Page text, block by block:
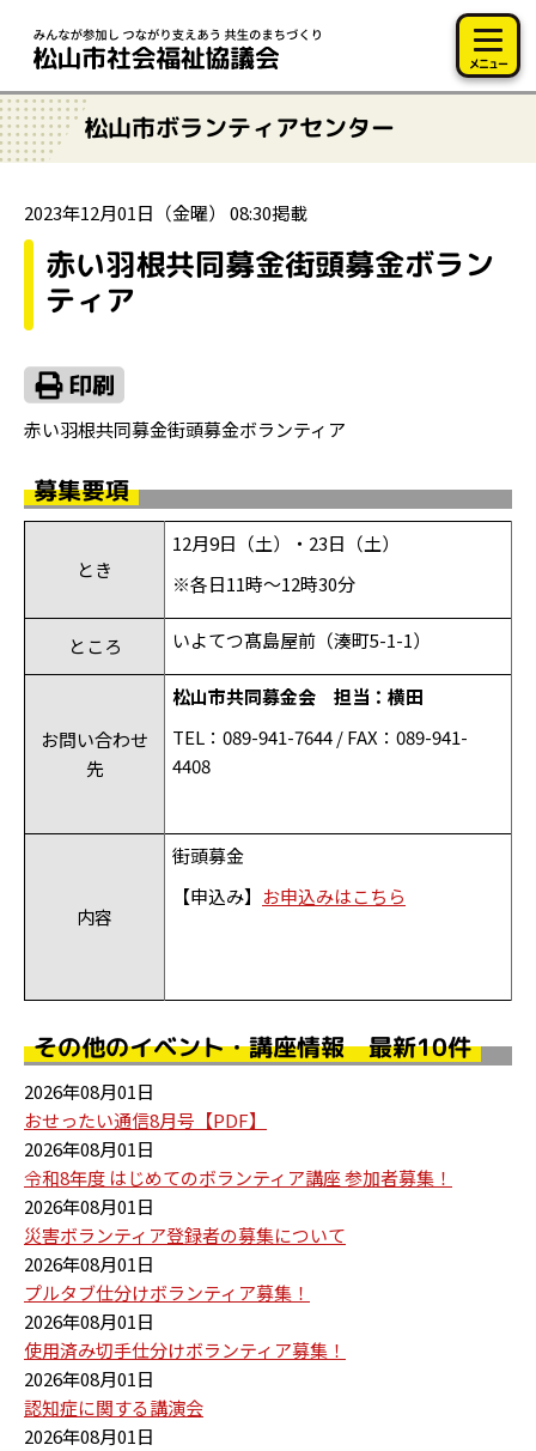
メニュー
松山市ボランティアセンター
2023年12月01日（金曜） 08:30掲載
赤い羽根共同募金街頭募金ボラン
ティア
赤い羽根共同募金街頭募金ボランティア
募集要項
とき
12月9日（土）・ 23日（土）
※各日11時～12時30分
ところ いよてつ髙島屋前（湊町5-1-1）
お問い合わせ
先
松山市共同募金会 担当：横田
TEL ： 089-941-7644 / FAX ： 089-941-
4408
内容
街頭募金
【申込み】 お申込みはこちら
その他のイベント・講座情報 最新10件
2026年08月01日
おせったい通信8月号【PDF】
2026年08月01日
令和8年度 はじめてのボランティア講座 参加者募集！
2026年08月01日
災害ボランティア登録者の募集について
2026年08月01日
プルタブ仕分けボランティア募集！
2026年08月01日
使用済み切手仕分けボランティア募集！
2026年08月01日
認知症に関する講演会
2026年08月01日